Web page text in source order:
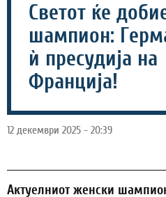
Светот ќе
шампион:
ѝ пресудија на
Франција!
12 декември 2025 - 20:39
Актуелниот женски